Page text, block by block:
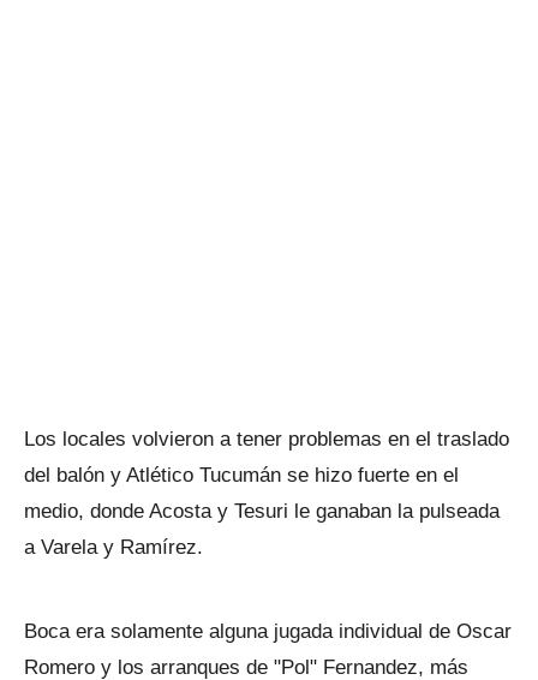
Los locales volvieron a tener problemas en el traslado
del balón y Atlético Tucumán se hizo fuerte en el
medio, donde Acosta y Tesuri le ganaban la pulseada
a Varela y Ramírez.
Boca era solamente alguna jugada individual de Oscar
Romero y los arranques de "Pol" Fernandez, más